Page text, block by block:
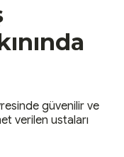
güvenilir ve
verilen ustaları